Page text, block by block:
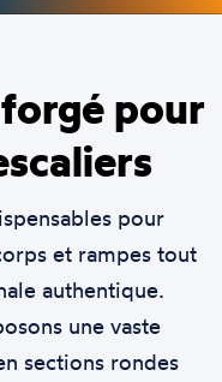
pour
pour
et rampes tout
authentique.
une vaste
sections rondes